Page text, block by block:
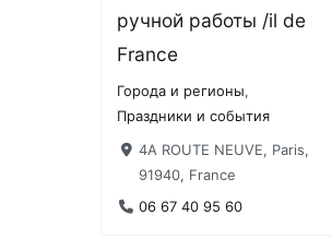
ручной работы /il de
France
Города и регионы,
Праздники и события
4A ROUTE NEUVE, Paris,
91940, France
06 67 40 95 60